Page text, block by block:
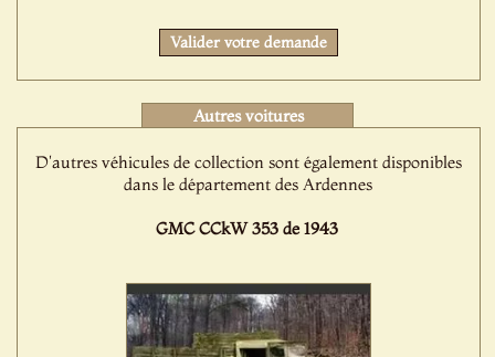
Valider votre demande
Autres voitures
D'autres véhicules de collection sont également disponibles
dans le département des Ardennes
GMC CCkW 353 de 1943